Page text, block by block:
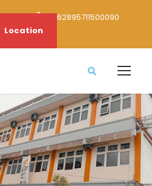
+62895711500090
Location